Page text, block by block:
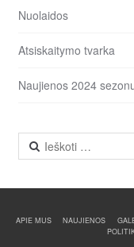
Nuolaidos
Atsiskaitymo tvarka
Naujienos 2024
Ieškoti:
APIE MUS NAUJIENOS